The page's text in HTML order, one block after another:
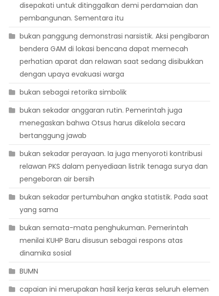
disepakati untuk ditinggalkan demi perdamaian dan
pembangunan. Sementara itu
bukan panggung demonstrasi narsistik. Aksi pengibaran
bendera GAM di lokasi bencana dapat memecah
perhatian aparat dan relawan saat sedang disibukkan
dengan upaya evakuasi warga
bukan sebagai retorika simbolik
bukan sekadar anggaran rutin. Pemerintah juga
menegaskan bahwa Otsus harus dikelola secara
bertanggung jawab
bukan sekadar perayaan. Ia juga menyoroti kontribusi
relawan PKS dalam penyediaan listrik tenaga surya dan
pengeboran air bersih
bukan sekadar pertumbuhan angka statistik. Pada saat
yang sama
bukan semata-mata penghukuman. Pemerintah
menilai KUHP Baru disusun sebagai respons atas
dinamika sosial
BUMN
capaian ini merupakan hasil kerja keras seluruh elemen